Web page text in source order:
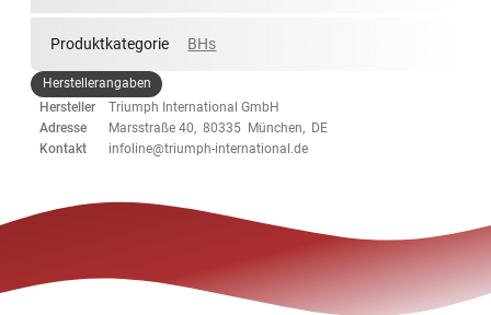
Produktkategorie BHs
Herstellerangaben
Hersteller
Triumph International GmbH
Adresse
Marsstraße 40, 80335 München, DE
Kontakt
infoline@triumph-international.de